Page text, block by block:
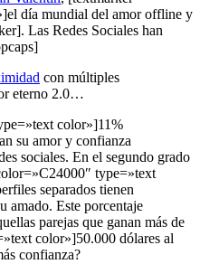
día mundial del amor offline y
Las Redes Sociales han
con múltiples
eterno 2.0…
color»]11%
su amor y confianza
sociales. En el segundo grado
type=»text
separados tienen
amado. Este porcentaje
parejas que ganan más de
color»]50.000 dólares al
confianza?